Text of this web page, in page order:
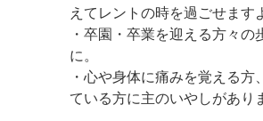
えてレントの時を過ごせます
・卒園・卒業を迎える方々
に。
・心や身体に痛みを覚える
ている方に主のいやしがあり